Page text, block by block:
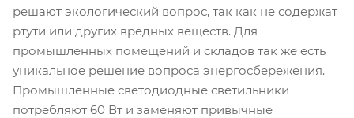
решают экологический вопрос, так как не содержат
ртути или других вредных веществ. Для
промышленных помещений и складов так же есть
уникальное решение вопроса энергосбережения.
Промышленные светодиодные светильники
потребляют 60 Вт и заменяют привычные